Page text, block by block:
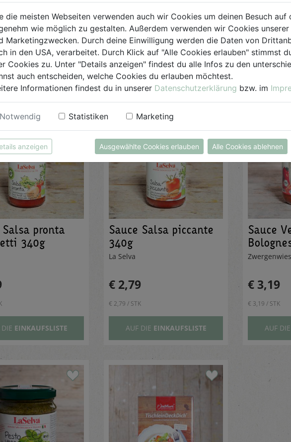
DIEEINKAUFSLISTE
€ 3,79
€ 3,79 / STK
AUF DIEEINKAUFSLISTE
Kulinarium
Paket die
es einmal
Gefüllt mit 4
Speisen.
ab €
Salsa pronta
340g
EINKAUFSLISTE
Sauce Salsa piccante
340g
La Selva
€ 2,79
€ 2,79 / STK
AUF DIE EINKAUFSLISTE
Sauce
€ 3,19
€ 3,19 / STK
AUF DIE
die meisten Webseiten verwenden auch wir Cookies um deinen Besuch auf
wie möglich zu gestalten. Außerdem verwenden wir Cookies
Marketingzwecken. Durch deine Einwilligung werden die Daten von
in den USA, verarbeitet. Durch Klick auf "Alle Cookies erlauben" stimmst
Cookies zu. Unter "Details anzeigen" findest du alle Infos zu den
auch entscheiden, welche Cookies du erlauben möchtest.
Informationen findest du in unserer Datenschutzerklärung bzw. im
Notwendig Statistiken Marketing
anzeigen Ausgewählte Cookies erlauben Alle Cookies ablehnen